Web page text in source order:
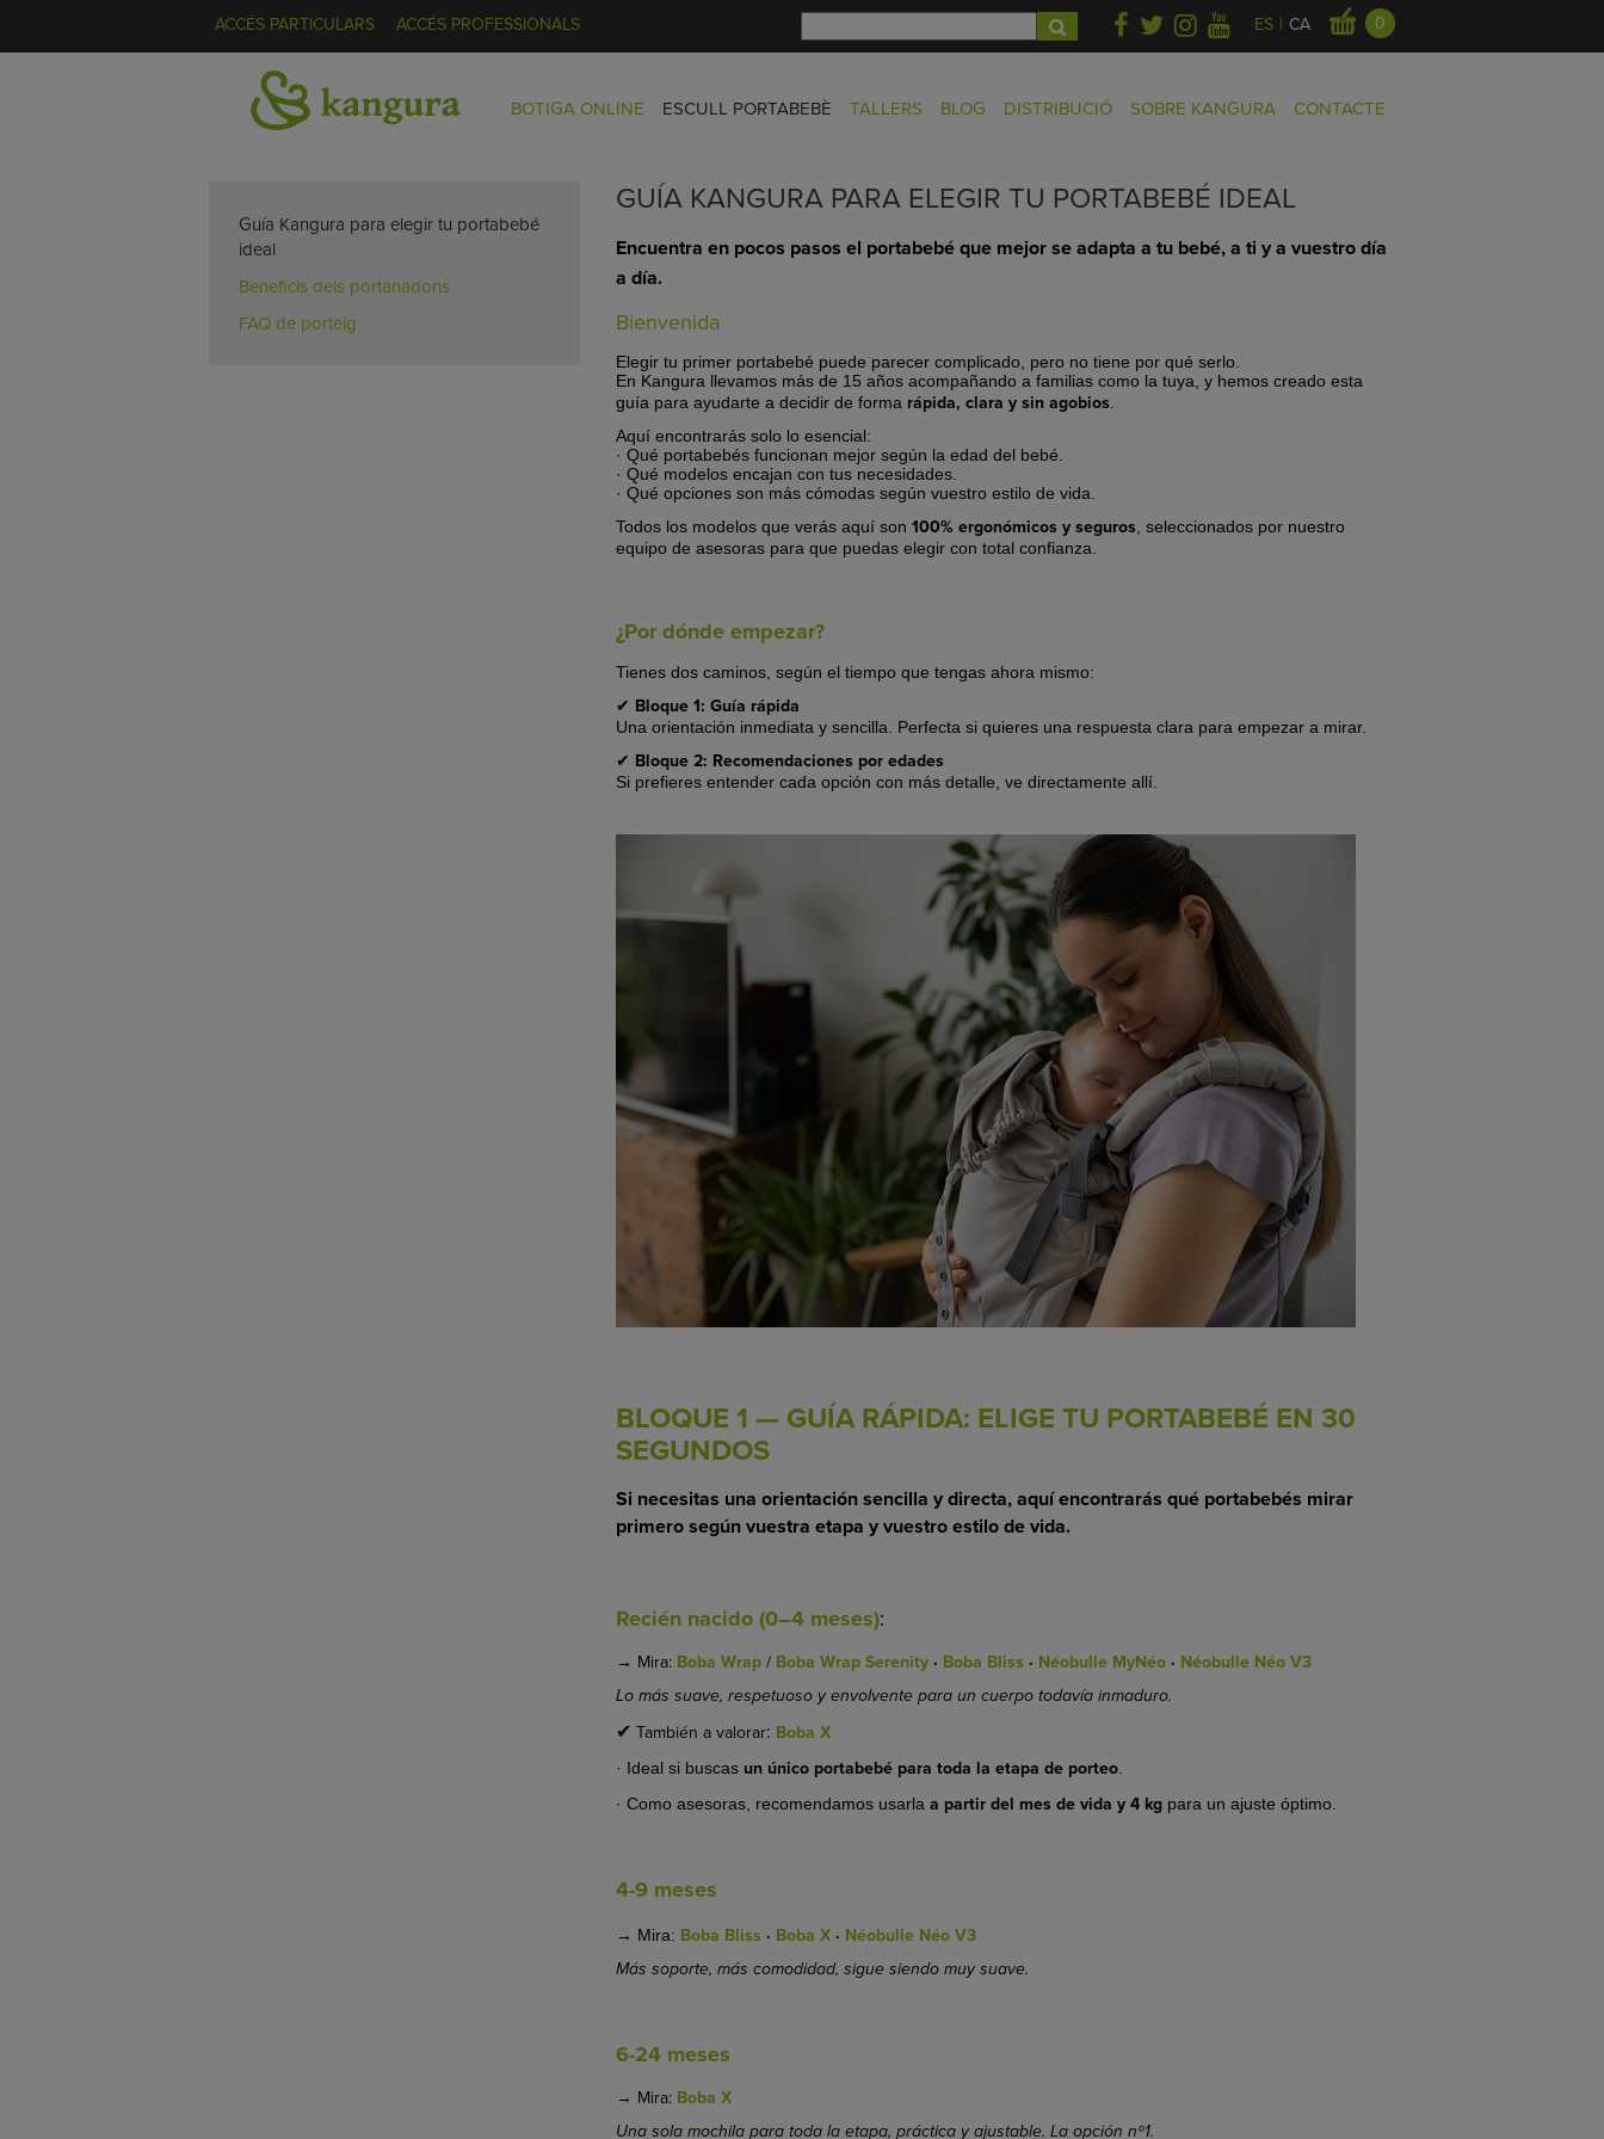
ACCÉS PARTICULARS ACCÉS PROFESSIONALS ES | CA 0
BOTIGA ONLINE ESCULL PORTABEBÈ TALLERS BLOG DISTRIBUCIÓ SOBRE KANGURA CONTACTE
Escull portabebè
Guía Kangura para elegir tu portabebé
ideal
Beneficis dels portanadons
FAQ de porteig
GUÍA KANGURA PARA ELEGIR TU PORTABEBÉ IDEAL
Encuentra en pocos pasos el portabebé que mejor se adapta a tu bebé, a ti y a vuestro día
a día.
Bienvenida
Elegir tu primer portabebé puede parecer complicado, pero no tiene por qué serlo.
En Kangura llevamos más de 15 años acompañando a familias como la tuya, y hemos creado esta
guía para ayudarte a decidir de forma rápida, clara y sin agobios
Aquí encontrarás solo lo esencial:
· Qué portabebés funcionan mejor según la edad del bebé.
· Qué modelos encajan con tus necesidades.
· Qué opciones son más cómodas según vuestro estilo de vida.
Todos los modelos que verás aquí son100% ergonómicos y seguros , seleccionados por nuestro
equipo de asesoras para que puedas elegir con total confianza.
¿Por dónde empezar?
Tienes dos caminos, según el tiempo que tengas ahora mismo:
✔ Bloque 1: Guía rápida
Una orientación inmediata y sencilla. Perfecta si quieres una respuesta clara para empezar a mirar.
✔ Bloque 2: Recomendaciones por edades
Si prefieres entender cada opción con más detalle, ve directamente allí.
BLOQUE 1 — GUÍA RÁPIDA: ELIGE TU PORTABEBÉ EN 30
SEGUNDOS
Si necesitas una orientación sencilla y directa, aquí encontrarás qué portabebés mirar
primero según vuestra etapa y vuestro estilo de vida.
Recién nacido (0–4 meses):
→ Mira: Boba Wrap / Boba Wrap Serenity · Boba Bliss · Néobulle MyNéo · Néobulle Néo V3
Lo más suave, respetuoso y envolvente para un cuerpo todavía inmaduro.
✔También a valorar: Boba X
· Ideal si buscas un único portabebé para toda la etapa de porteo
· Como asesoras, recomendamos usarlaa partir del mes de vida y 4 kg para un ajuste óptimo.
4-9 meses
→ Mira: Boba Bliss · Boba X · Néobulle Néo V3
Más soporte, más comodidad, sigue siendo muy suave.
6-24 meses
→ Mira: Boba X
Una sola mochila para toda la etapa, práctica y ajustable. La opción nº1.